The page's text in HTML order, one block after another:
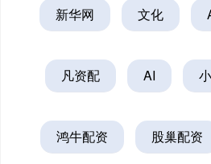
新华网 文化
凡资配 AI
鸿牛配资 股巢配资